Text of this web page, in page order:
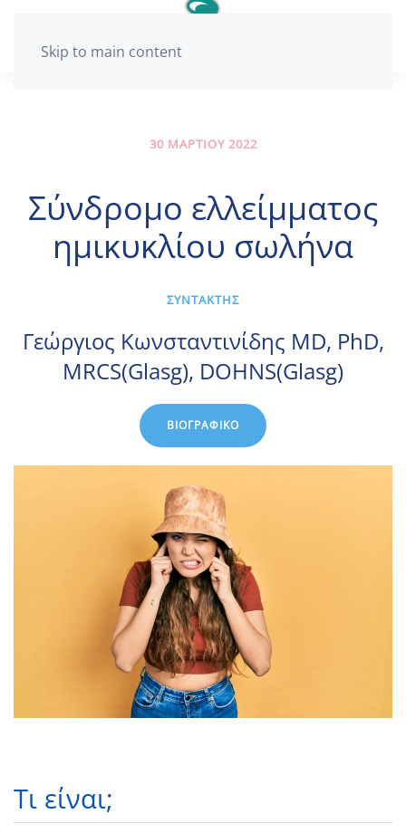
Skip to main content
30 ΜΑΡΤΊΟΥ 2022
Σύνδρομο ελλείμματος
ημικυκλίου σωλήνα
ΣΥΝΤΑΚΤΗΣ
Γεώργιος Κωνσταντινίδης MD, PhD,
MRCS(Glasg), DOHNS(Glasg)
ΒΙΟΓΡΑΦΙΚΌ
Τι είναι;